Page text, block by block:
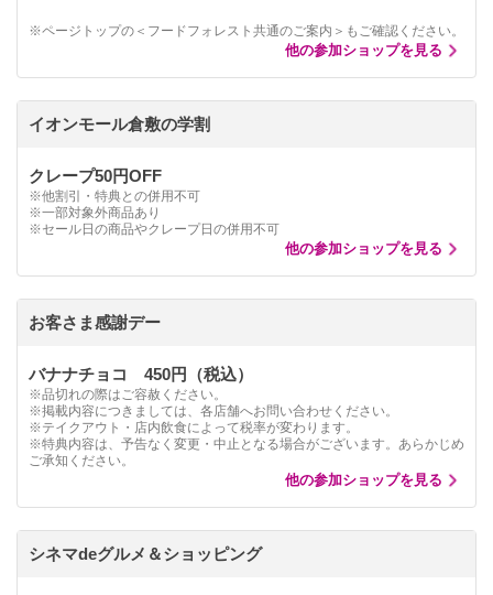
※ページトップの＜フードフォレスト共通のご案内＞もご確認ください。
他の参加ショップを見る
イオンモール倉敷の学割
クレープ50円OFF
※他割引・特典との併用不可
※一部対象外商品あり
※セール日の商品やクレープ日の併用不可
他の参加ショップを見る
お客さま感謝デー
バナナチョコ 450円（税込）
※品切れの際はご容赦ください。
※掲載内容につきましては、各店舗へお問い合わせください。
※テイクアウト・店内飲食によって税率が変わります。
※特典内容は、予告なく変更・中止となる場合がございます。あらかじめ
ご承知ください。
他の参加ショップを見る
シネマdeグルメ＆ショッピング